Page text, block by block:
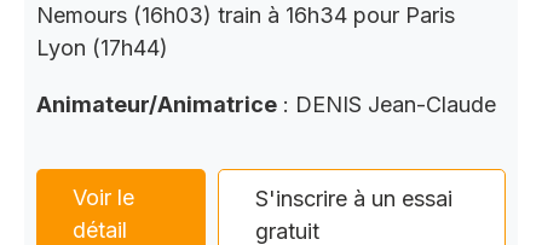
Nemours (16h03) train à 16h34 pour Paris
Lyon (17h44)
Animateur/Animatrice : DENIS Jean-Claude
Voir le
détail
S'inscrire à un essai
gratuit